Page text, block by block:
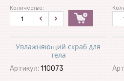
Количество:
Увлажняющий скраб для
тела
Артикул: 110073